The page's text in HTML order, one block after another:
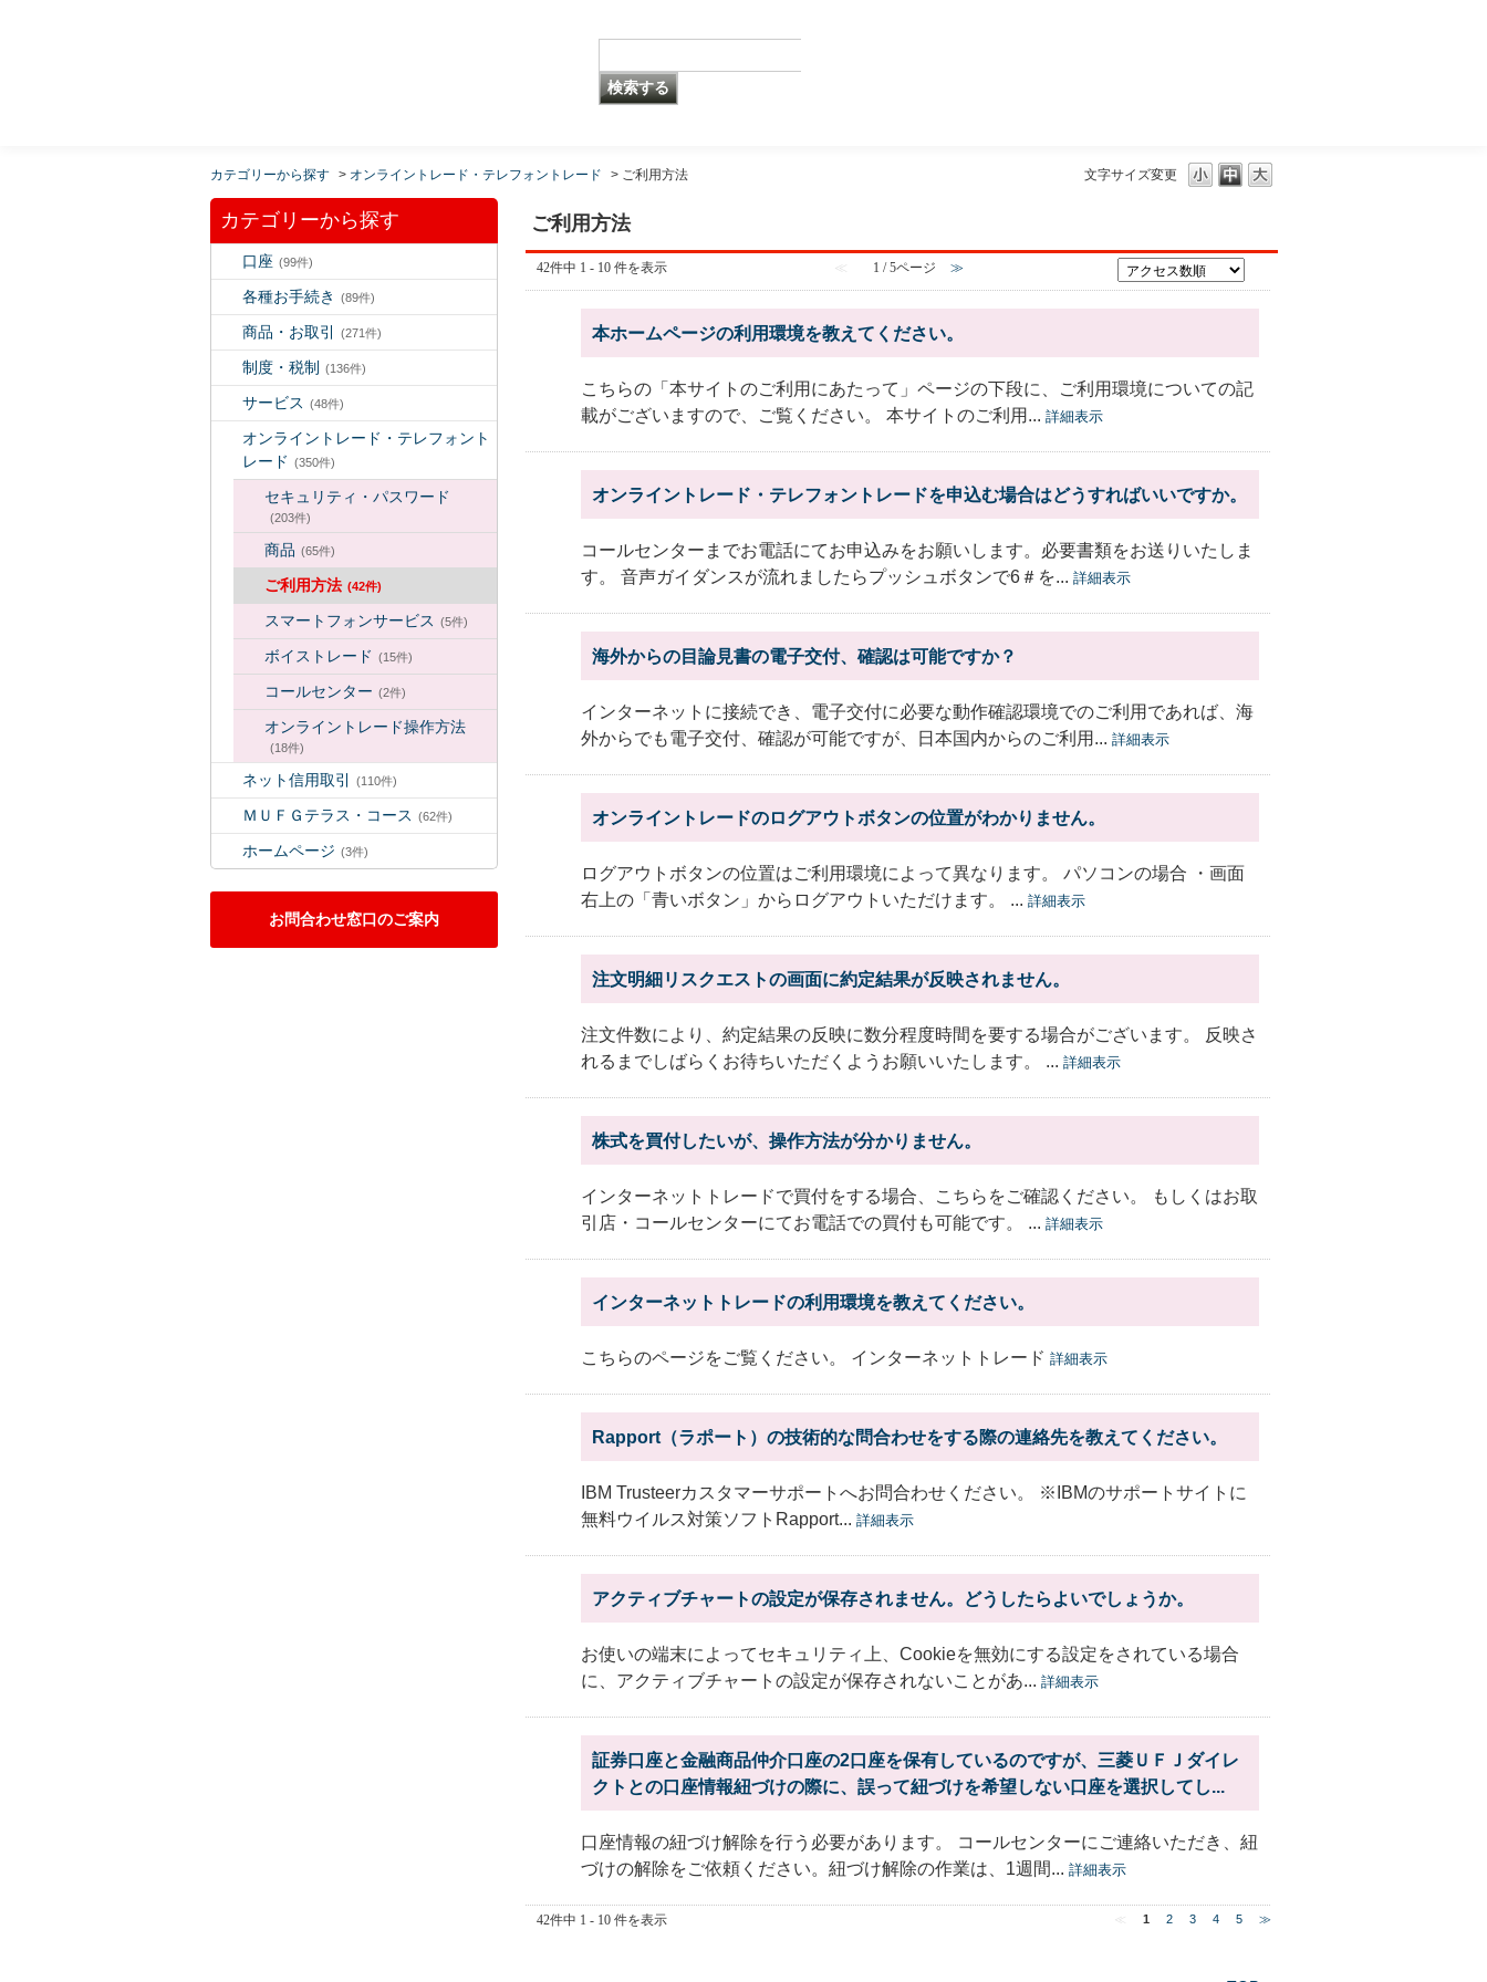
文字サイズ変更
カテゴリーから探す > オンライントレード・テレフォントレード > ご利用方法
カテゴリーから探す
口座 (99件)
各種お手続き (89件)
商品・お取引 (271件)
制度・税制 (136件)
サービス (48件)
オンライントレード・テレフォント
レード (350件)
セキュリティ・パスワード
(203件)
商品 (65件)
ご利用方法 (42件)
スマートフォンサービス (5件)
ボイストレード (15件)
コールセンター (2件)
オンライントレード操作方法
(18件)
ネット信用取引 (110件)
ＭＵＦＧテラス・コース (62件)
ホームページ (3件)
お問合わせ窓口のご案内
ご利用方法
42件中 1 - 10 件を表示 ≪ 1 / 5ページ ≫
本ホームページの利用環境を教えてください。
こちらの「本サイトのご利用にあたって」ページの下段に、ご利用環境についての記
載がございますので、ご覧ください。 本サイトのご利用... 詳細表示
オンライントレード・テレフォントレードを申込む場合はどうすればいいですか。
コールセンターまでお電話にてお申込みをお願いします。必要書類をお送りいたしま
す。 音声ガイダンスが流れましたらプッシュボタンで6＃を... 詳細表示
海外からの目論見書の電子交付、確認は可能ですか？
インターネットに接続でき、電子交付に必要な動作確認環境でのご利用であれば、海
外からでも電子交付、確認が可能ですが、日本国内からのご利用... 詳細表示
オンライントレードのログアウトボタンの位置がわかりません。
ログアウトボタンの位置はご利用環境によって異なります。 パソコンの場合 ・画面
右上の「青いボタン」からログアウトいただけます。 ... 詳細表示
注文明細リスクエストの画面に約定結果が反映されません。
注文件数により、約定結果の反映に数分程度時間を要する場合がございます。 反映さ
れるまでしばらくお待ちいただくようお願いいたします。 ... 詳細表示
株式を買付したいが、操作方法が分かりません。
インターネットトレードで買付をする場合、こちらをご確認ください。 もしくはお取
引店・コールセンターにてお電話での買付も可能です。 ... 詳細表示
インターネットトレードの利用環境を教えてください。
こちらのページをご覧ください。 インターネットトレード 詳細表示
Rapport（ラポート）の技術的な問合わせをする際の連絡先を教えてください。
IBM Trusteerカスタマーサポートへお問合わせください。 ※IBMのサポートサイトに
無料ウイルス対策ソフトRapport... 詳細表示
アクティブチャートの設定が保存されません。どうしたらよいでしょうか。
お使いの端末によってセキュリティ上、Cookieを無効にする設定をされている場合
に、アクティブチャートの設定が保存されないことがあ... 詳細表示
証券口座と金融商品仲介口座の2口座を保有しているのですが、三菱ＵＦＪダイレ
クトとの口座情報紐づけの際に、誤って紐づけを希望しない口座を選択してし...
口座情報の紐づけ解除を行う必要があります。 コールセンターにご連絡いただき、紐
づけの解除をご依頼ください。紐づけ解除の作業は、1週間... 詳細表示
42件中 1 - 10 件を表示 1 2 3 4 5 ≫